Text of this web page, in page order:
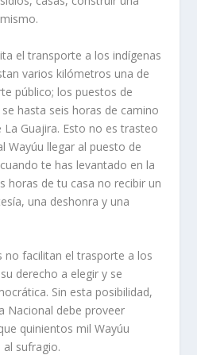
el transporte a los indígenas
varios kilómetros una de
público; los puestos de
hasta seis horas de camino
Guajira. Esto no es trasteo
Wayúu llegar al puesto de
te has levantado en la
horas de tu casa no recibir un
una deshonra y una
no facilitan el trasporte a los
derecho a elegir y se
Sin esta posibilidad,
Nacional debe proveer
quinientos mil Wayúu
al sufragio.